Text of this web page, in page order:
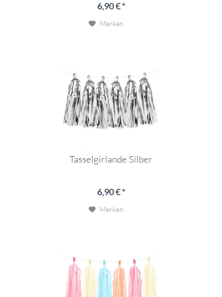
6,90 € *
Merken
Tasselgirlande Silber
6,90 € *
Merken